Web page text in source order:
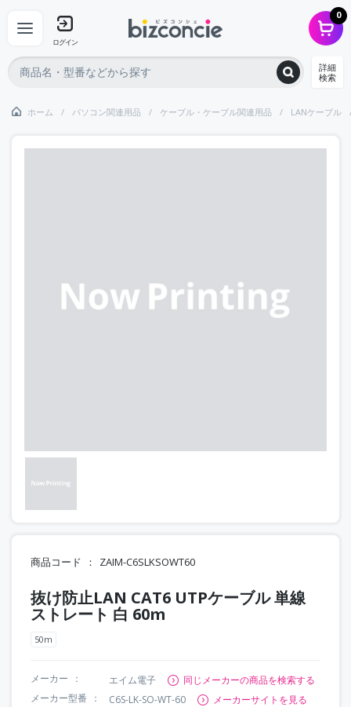
ログイン
0
詳細
検索
ホーム パソコン関連用品 ケーブル・ケーブル関連用品 LANケーブル
商品コード ZAIM-C6SLKSOWT60
抜け防止LAN CAT6 UTPケーブル 単線
ストレート 白 60m
50m
メーカー エイム電子
同じメーカーの商品を検索する
メーカー型番
C6S-LK-SO-WT-60 メーカーサイトを見る